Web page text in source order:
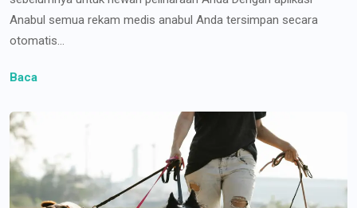
Anabul semua rekam medis anabul Anda tersimpan secara
otomatis...
Baca